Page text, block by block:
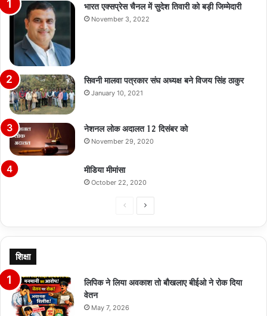
भारत एक्सप्रेस चैनल में सुदेश तिवारी को बड़ी जिम्मेदारी
November 3, 2022
सिवनी मालवा पत्रकार संघ अध्यक्ष बने विजय सिंह ठाकुर
January 10, 2021
नेशनल लोक अदालत 12 दिसंबर को
November 29, 2020
मीडिया मीमांसा
October 22, 2020
PreviousNext
शिक्षा
लिपिक ने लिया अवकाश तो बौखलाए बीईओ ने रोक दिया
वेतन
May 7, 2026